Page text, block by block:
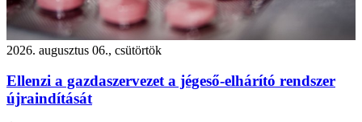
2026. augusztus 06., csütörtök
Ellenzi a gazdaszervezet a jégeső-elhárító rendszer
újraindítását